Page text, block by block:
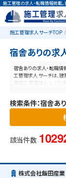
施工管理の求人・転職情報掲載
施工管理求人サーチTOP
宿舎ありの求
宿舎ありの求人・転職情
工管理求人サーチは、
事施工管理技士などの
設業に特化した業界最
検索条件：宿舎あり
該当件数
株式会社飯田産業